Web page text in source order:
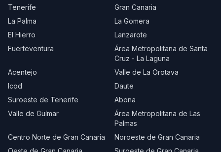
Tenerife
Gran Canaria
La Palma
La Gomera
El Hierro
Lanzarote
Fuerteventura
Área Metropolitana de Santa
Cruz - La Laguna
Acentejo
Valle de La Orotava
Icod
Daute
Suroeste de Tenerife
Abona
Valle de Güímar
Área Metropolitana de Las
Palmas
Centro Norte de Gran Canaria
Noroeste de Gran Canaria